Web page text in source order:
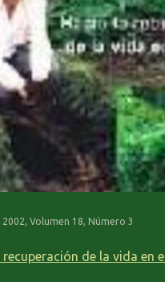
Volumen 18, Número 3
recuperación de la vida en